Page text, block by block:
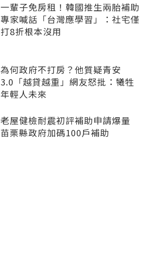
一輩子免房租！韓國推生兩胎補助
專家喊話「台灣應學習」：社宅僅
打8折根本沒用
為何政府不打房？他質疑青安
3.0「越貸越重」網友怒批：犧牲
年輕人未來
老屋健檢耐震初評補助申請爆量
苗栗縣政府加碼100戶補助